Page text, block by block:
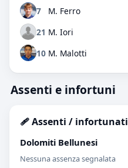
7
M. Ferro
21 M. Iori
10 M. Malotti
Assenti e infortuni
🩹 Assenti / infortunati
Dolomiti Bellunesi
Nessuna assenza segnalata